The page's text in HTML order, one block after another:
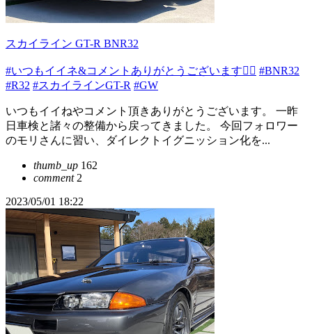
スカイライン GT-R BNR32
#いつもイイネ&コメントありがとうございます🙇‍♂️ #BNR32
#R32 #スカイラインGT-R #GW
いつもイイねやコメント頂きありがとうございます。 一昨
日車検と諸々の整備から戻ってきました。 今回フォロワー
のモリさんに習い、ダイレクトイグニッション化を...
thumb_up 162
comment2
2023/05/01 18:22